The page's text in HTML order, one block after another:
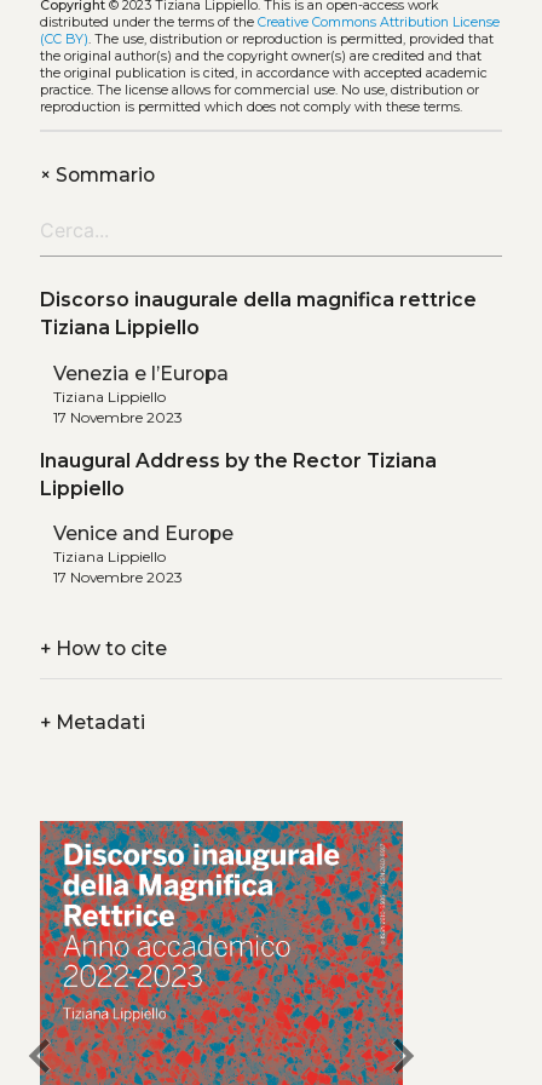
Copyright© 2023 Tiziana Lippiello. This is an open-access work
distributed under the terms of the Creative Commons Attribution License
(CC BY). The use, distribution or reproduction is permitted, provided that
the original author(s) and the copyright owner(s) are credited and that
the original publication is cited, in accordance with accepted academic
practice. The license allows for commercial use. No use, distribution or
reproduction is permitted which does not comply with these terms.
+Sommario
Discorso inaugurale della magnifica rettrice
Tiziana Lippiello
Venezia e l’Europa
Tiziana Lippiello
17 Novembre 2023
Inaugural Address by the Rector Tiziana
Lippiello
Venice and Europe
Tiziana Lippiello
17 Novembre 2023
+How to cite
+Metadati
chevron_left chevron_right